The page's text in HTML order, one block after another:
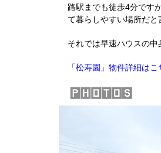
路駅までも徒歩4分です
て暮らしやすい場所だと
それでは早速ハウスの中
「松寿園」物件詳細はこ